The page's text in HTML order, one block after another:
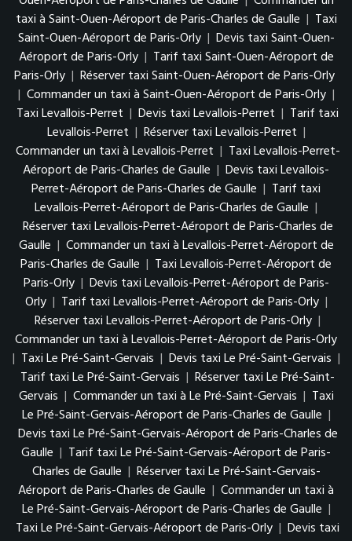
taxi à Saint-Ouen-Aéroport de Paris-Charles de Gaulle | Taxi
Saint-Ouen-Aéroport de Paris-Orly | Devis taxi Saint-Ouen-
Aéroport de Paris-Orly | Tarif taxi Saint-Ouen-Aéroport de
Paris-Orly | Réserver taxi Saint-Ouen-Aéroport de Paris-Orly
| Commander un taxi à Saint-Ouen-Aéroport de Paris-Orly |
Taxi Levallois-Perret | Devis taxi Levallois-Perret | Tarif taxi
Levallois-Perret | Réserver taxi Levallois-Perret |
Commander un taxi à Levallois-Perret | Taxi Levallois-Perret-
Aéroport de Paris-Charles de Gaulle | Devis taxi Levallois-
Perret-Aéroport de Paris-Charles de Gaulle | Tarif taxi
Levallois-Perret-Aéroport de Paris-Charles de Gaulle |
Réserver taxi Levallois-Perret-Aéroport de Paris-Charles de
Gaulle | Commander un taxi à Levallois-Perret-Aéroport de
Paris-Charles de Gaulle | Taxi Levallois-Perret-Aéroport de
Paris-Orly | Devis taxi Levallois-Perret-Aéroport de Paris-
Orly | Tarif taxi Levallois-Perret-Aéroport de Paris-Orly |
Réserver taxi Levallois-Perret-Aéroport de Paris-Orly |
Commander un taxi à Levallois-Perret-Aéroport de Paris-Orly
| Taxi Le Pré-Saint-Gervais | Devis taxi Le Pré-Saint-Gervais |
Tarif taxi Le Pré-Saint-Gervais | Réserver taxi Le Pré-Saint-
Gervais | Commander un taxi à Le Pré-Saint-Gervais | Taxi
Le Pré-Saint-Gervais-Aéroport de Paris-Charles de Gaulle |
Devis taxi Le Pré-Saint-Gervais-Aéroport de Paris-Charles de
Gaulle | Tarif taxi Le Pré-Saint-Gervais-Aéroport de Paris-
Charles de Gaulle | Réserver taxi Le Pré-Saint-Gervais-
Aéroport de Paris-Charles de Gaulle | Commander un taxi à
Le Pré-Saint-Gervais-Aéroport de Paris-Charles de Gaulle |
Taxi Le Pré-Saint-Gervais-Aéroport de Paris-Orly | Devis taxi